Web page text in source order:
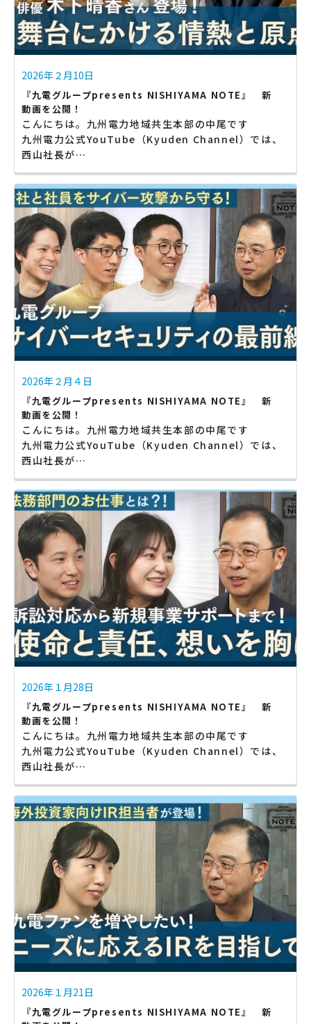
2026年２月10日
『九電グループpresents NISHIYAMA NOTE』 新
動画を公開！
こんにちは。九州電力地域共生本部の中尾です
九州電力公式YouTube（Kyuden Channel）では、
西山社長が…
2026年２月４日
『九電グループpresents NISHIYAMA NOTE』 新
動画を公開！
こんにちは。九州電力地域共生本部の中尾です
九州電力公式YouTube（Kyuden Channel）では、
西山社長が…
2026年１月28日
『九電グループpresents NISHIYAMA NOTE』 新
動画を公開！
こんにちは。九州電力地域共生本部の中尾です
九州電力公式YouTube（Kyuden Channel）では、
西山社長が…
2026年１月21日
『九電グループpresents NISHIYAMA NOTE』 新